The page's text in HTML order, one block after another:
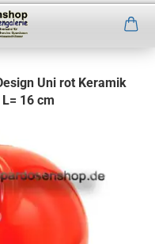
Uni rot Keramik
16 cm